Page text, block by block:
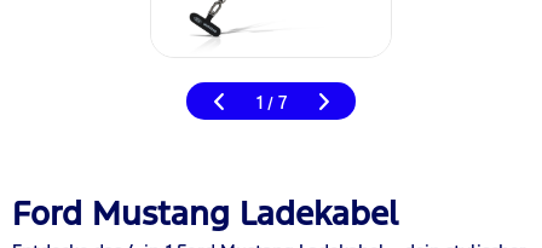
1 / 7
Ford Mustang Ladekabel